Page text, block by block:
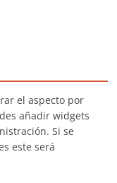
el aspecto por
añadir widgets
Si se
este será